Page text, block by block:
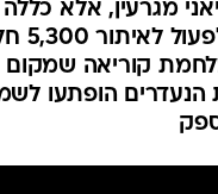
מגרעין, אלא
של
קוריאה
הנעדרים הופתעו